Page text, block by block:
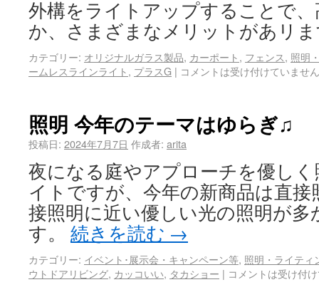
外構をライトアップすることで
か、さまざまなメリットがあリ
カテゴリー: オリジナルガラス製品, カーポート, フェンス, 照明
ームレスラインライト, プラスG | コメントは受け付けていませ
照明 今年のテーマはゆらぎ♫
投稿日: 2024年7月7日 作成者: arita
夜になる庭やアプローチを優し
イトですが、今年の新商品は直
接照明に近い優しい光の照明が
す。 続きを読む →
カテゴリー: イベント･展示会・キャンペーン等, 照明・ライティ
ウトドアリビング, カッコいい, タカショー | コメントは受け付